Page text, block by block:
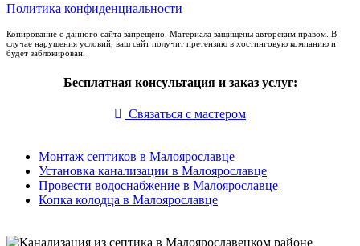
Политика конфиденциальности
Копирование с данного сайта запрещено. Материала защищены авторским правом. В
случае нарушения условий, ваш сайт получит претензию в хостинговую компанию и
будет заблокирован.
Бесплатная консультация и заказ услуг:
Связаться с мастером
Монтаж септиков в Малоярославце
Установка канализации в Малоярославце
Провести водоснабжение в Малоярославце
Копка колодца в Малоярославце